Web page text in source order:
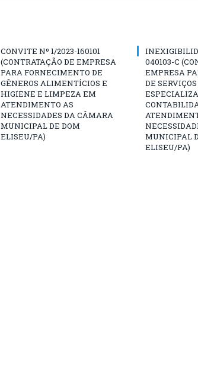
CONVITE Nº 1/2023-160101
(CONTRATAÇÃO DE EMPRESA
PARA FORNECIMENTO DE
GÊNEROS ALIMENTÍCIOS E
HIGIENE E LIMPEZA EM
ATENDIMENTO AS
NECESSIDADES DA CÂMARA
MUNICIPAL DE DOM
ELISEU/PA)
040103-C
EMPRESA
DE SERVIÇOS
MUNICIPAL
ELISEU/PA)